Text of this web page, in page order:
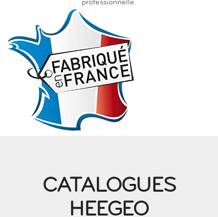
professionnelle.
CATALOGUES
HEEGEO